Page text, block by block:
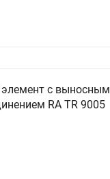
элемент с выносным
RA TR 9005